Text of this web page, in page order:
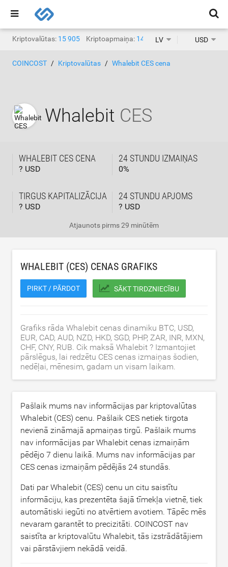
Kriptovalūtas: 15 905 Kriptoapmaiņa: 1468 LV USD
COINCOST Kriptovalūtas Whalebit CES cena
Whalebit CES
WHALEBIT CES CENA
? USD
24 STUNDU IZMAIŅAS
0%
TIRGUS KAPITALIZĀCIJA
? USD
24 STUNDU APJOMS
? USD
Atjaunots pirms 29 minūtēm
WHALEBIT (CES) CENAS GRAFIKS
PIRKT / PĀRDOT SĀKT TIRDZNIECĪBU
Grafiks rāda Whalebit cenas dinamiku BTC, USD,
EUR, CAD, AUD, NZD, HKD, SGD, PHP, ZAR, INR, MXN,
CHF, CNY, RUB. Cik maksā Whalebit ? Izmantojiet
pārslēgus, lai redzētu CES cenas izmaiņas šodien,
nedēļai, mēnesim, gadam un visam laikam.
Pašlaik mums nav informācijas par kriptovalūtas
Whalebit (CES) cenu. Pašlaik CES netiek tirgota
nevienā zināmajā apmaiņas tirgū. Pašlaik mums
nav informācijas par Whalebit cenas izmaiņām
pēdējo 7 dienu laikā. Mums nav informācijas par
CES cenas izmaiņām pēdējās 24 stundās.
Dati par Whalebit (CES) cenu un citu saistītu
informāciju, kas prezentēta šajā tīmekļa vietnē, tiek
automātiski iegūti no atvērtiem avotiem. Tāpēc mēs
nevaram garantēt to precizitāti. COINCOST nav
saistīta ar kriptovalūtu Whalebit, tās izstrādātājiem
vai pārstāvjiem nekādā veidā.